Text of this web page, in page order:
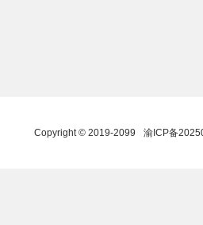
Copyright © 2019-2099 渝ICP备